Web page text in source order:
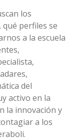
los
perfiles se
a la escuela
del
activo en la
la innovación y
a los